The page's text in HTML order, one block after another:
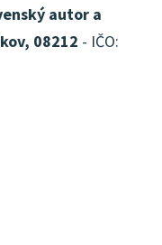
autor a
08212 - IČO: